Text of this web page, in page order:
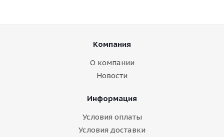
Компания
О компании
Новости
Информация
Условия оплаты
Условия доставки